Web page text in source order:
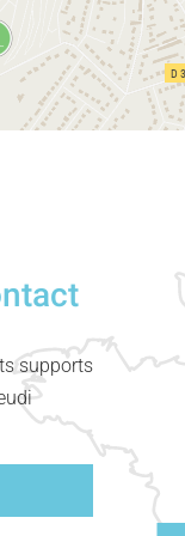
supports